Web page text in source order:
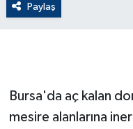
Paylaş
Bursa'da aç kalan
mesire alanlarına
English News
Gayrimenkul